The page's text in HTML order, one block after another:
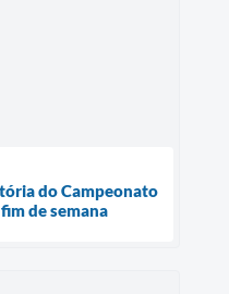
do Campeonato
de semana